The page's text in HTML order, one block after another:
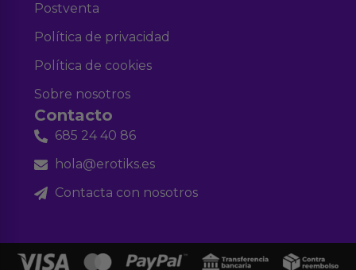
Postventa
Política de privacidad
Política de cookies
Sobre nosotros
Contacto
685 24 40 86
hola@erotiks.es
Contacta con nosotros